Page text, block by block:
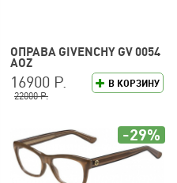
ОПРАВА GIVENCHY GV 0054
AOZ
В КОРЗИНУ
16900 Р.
22000 Р.
-29%